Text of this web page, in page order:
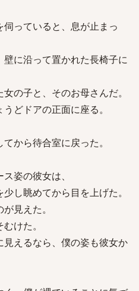
っていると、息が止まっ
壁に沿って置かれた長椅子に
の子と、そのお母さんだ。
どドアの正面に座る。
から待合室に戻った。
姿の彼女は、
し眺めてから目を上げた。
見えた。
けた。
えるなら、僕の姿も彼女か